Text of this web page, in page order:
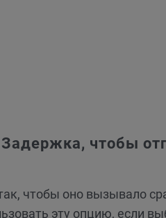
чтобы
чтобы оно вызывало
эту опцию, если